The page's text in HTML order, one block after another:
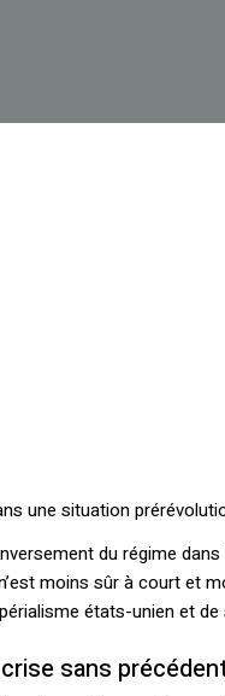
une situation
du régime
moins sûr à court et
états-unien et
sans